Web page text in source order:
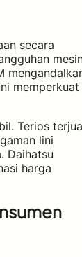
secara
memperkuat
Terios
lini
Daihatsu
harga